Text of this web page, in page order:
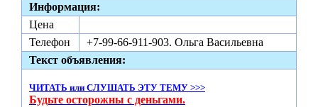
Информация:
Цена
Телефон
+7-99-66-911-903. Ольга Васильевна
Текст объявления:
ЧИТАТЬ или СЛУШАТЬ ЭТУ ТЕМУ >>>
Будьте осторожны с деньгами.